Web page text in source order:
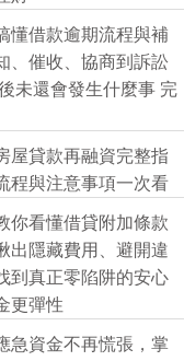
懂借款逾期流程與補
、催收、協商到訴訟
未還會發生什麼事 完
屋貸款再融資完整指
程與注意事項一次看
你看懂借貸附加條款
出隱藏費用、避開違
到真正零陷阱的安心
更彈性
急資金不再慌張，掌